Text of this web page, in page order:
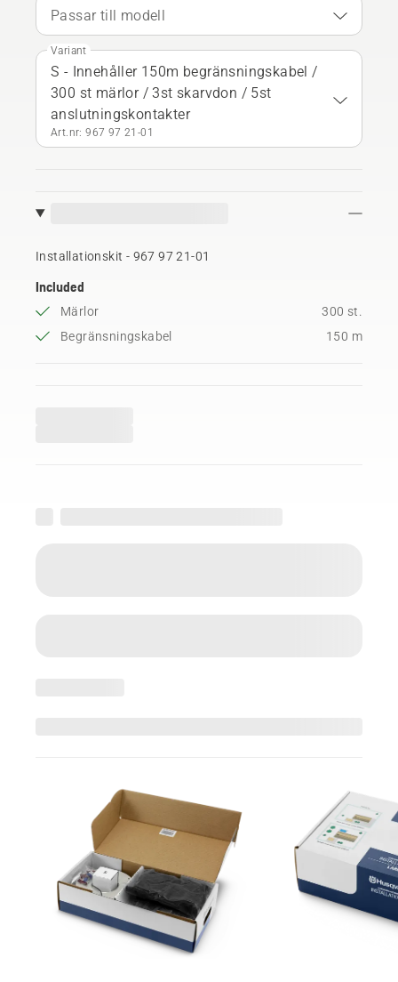
Passar till modell
Variant
S - Innehåller 150m begränsningskabel /
300 st märlor / 3st skarvdon / 5st
anslutningskontakter
Art.nr: 967 97 21‑01
Installationskit - 967 97 21‑01
Included
Märlor
300 st.
Begränsningskabel
150 m